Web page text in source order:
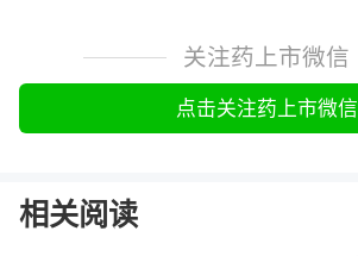
关注药上市微信
点击关注药上市微信
相关阅读